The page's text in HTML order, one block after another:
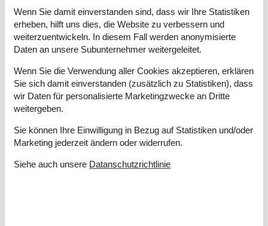
Dusche
Grundstücksgröße
Hausareal
59 m²
Renovierungsjahr
WC
Entfernungen
Abstand Einkauf
Entfernung Restaurant
Entfernung Strand
500 m
Entfernung zum Golfplatz
Energie/Heizung
Wenn Sie damit einverstanden sind, dass wir Ihre Statistiken
erheben, hilft uns dies, die Website zu verbessern und
weiterzuentwickeln. In diesem Fall werden anonymisierte
Daten an unsere Subunternehmer weitergeleitet.
Wenn Sie die Verwendung aller Cookies akzeptieren, erklären
Sie sich damit einverstanden (zusätzlich zu Statistiken), dass
wir Daten für personalisierte Marketingzwecke an Dritte
weitergeben.
Sie können Ihre Einwilligung in Bezug auf Statistiken und/oder
Marketing jederzeit ändern oder widerrufen.
Siehe auch unsere Datanschutzrichtlinie